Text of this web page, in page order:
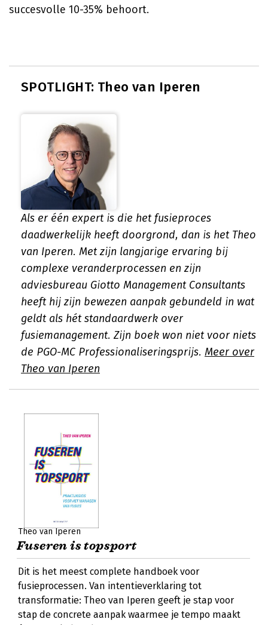
succesvolle 10-35% behoort.
SPOTLIGHT: Theo van Iperen
Als er één expert is die het fusieproces
daadwerkelijk heeft doorgrond, dan is het Theo
van Iperen. Met zijn langjarige ervaring bij
complexe veranderprocessen en zijn
adviesbureau Giotto Management Consultants
heeft hij zijn bewezen aanpak gebundeld in wat
geldt als hét standaardwerk over
fusiemanagement. Zijn boek won niet voor niets
de PGO-MC Professionaliseringsprijs. Meer over
Theo van Iperen
Theo van Iperen
Fuseren is topsport
Dit is het meest complete handboek voor
fusieprocessen. Van intentieverklaring tot
transformatie: Theo van Iperen geeft je stap voor
stap de concrete aanpak waarmee je tempo maakt